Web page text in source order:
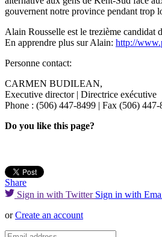
gouvernent notre province pendant trop
Alain Rousselle est le trezième candidat
En apprendre plus sur Alain: http://
Personne contact:
CARMEN BUDILEAN,
Executive director | Directrice exécutive
Phone : (506) 447-8499 | Fax (506) 447-
Do you like this page?
Share
Sign in with Twitter Sign in with
orCreate an account